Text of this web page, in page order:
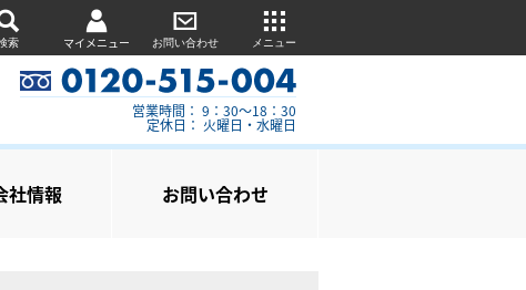
索 マイメニュー お問い合わせ メニュー
営業時間： 9：30～18：30
定休日： 火曜日・水曜日
社情報 お問い合わせ